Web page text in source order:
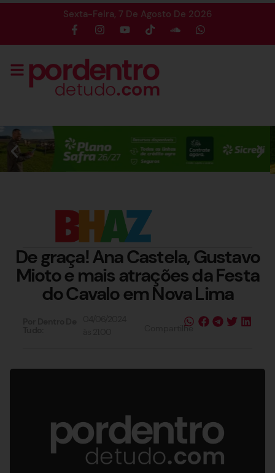
Sexta-Feira, 7 De Agosto De 2026
De graça! Ana Castela, Gustavo
Mioto e mais atrações da Festa
do Cavalo em Nova Lima
Compartilhe